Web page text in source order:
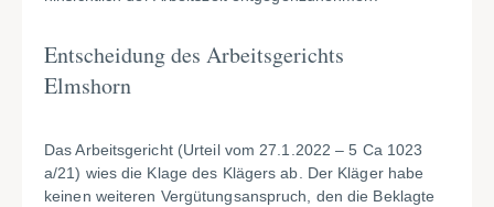
Entscheidung des Arbeitsgerichts
Elmshorn
Das Arbeitsgericht (Urteil vom 27.1.2022 – 5 Ca 1023
a/21) wies die Klage des Klägers ab. Der Kläger habe
keinen weiteren Vergütungsanspruch, den die Beklagte